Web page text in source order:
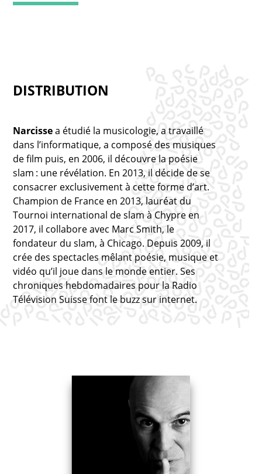
DISTRIBUTION
Narcissea étudié la musicologie, a travaillé
dans l’informatique, a composé des musiques
de film puis, en 2006, il découvre la poésie
slam : une révélation. En 2013, il décide de se
consacrer exclusivement à cette forme d’art.
Champion de France en 2013, lauréat du
Tournoi international de slam à Chypre en
2017, il collabore avec Marc Smith, le
fondateur du slam, à Chicago. Depuis 2009, il
crée des spectacles mêlant poésie, musique et
vidéo qu’il joue dans le monde entier. Ses
chroniques hebdomadaires pour la Radio
Télévision Suisse font le buzz sur internet.